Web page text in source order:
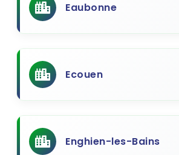
Eaubonne
Ecouen
Enghien-les-Bains